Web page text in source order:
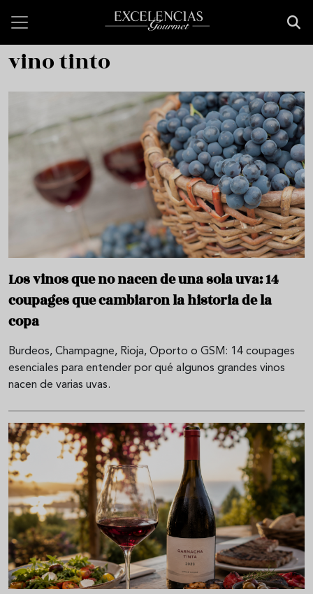
vino tinto
Los vinos que no nacen de una sola uva: 14
coupages que cambiaron la historia de la
copa
Burdeos, Champagne, Rioja, Oporto o GSM: 14 coupages
esenciales para entender por qué algunos grandes vinos
nacen de varias uvas.